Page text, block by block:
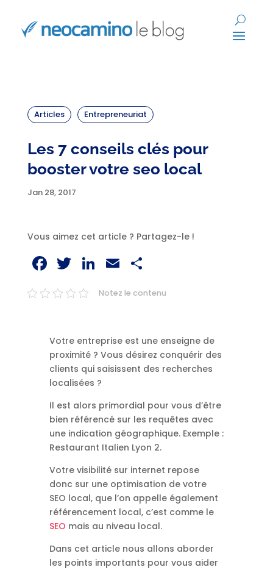
Articles Entrepreneuriat
Les 7 conseils clés pour
booster votre seo local
Jan 28, 2017
Vous aimez cet article ? Partagez-le !
Facebook
Twitter
LinkedIn
Email
Notez le contenu
Votre entreprise est une enseigne de
proximité ? Vous désirez conquérir des
clients qui saisissent des recherches
localisées ?
Il est alors primordial pour vous d’être
bien référencé sur les requêtes avec
une indication géographique. Exemple :
Restaurant Italien Lyon 2.
Votre visibilité sur internet repose
donc sur une optimisation de votre
SEO local, que l’on appelle également
référencement local, c’est comme le
SEO mais au niveau local.
Dans cet article nous allons aborder
les points importants pour vous aider